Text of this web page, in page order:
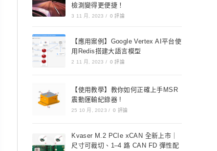
檢測變得更便捷！
3 11 月, 2023 / 0 評論
【應用案例】Google Vertex AI平台使
用Redis搭建大語言模型
2 11 月, 2023 / 0 評論
【使用教學】教你如何正確上手MSR
震動運輸紀錄器 !
25 10 月, 2023 / 0 評論
Kvaser M.2 PCIe xCAN 全新上市｜
尺寸可裁切、1–4 路 CAN FD 彈性配